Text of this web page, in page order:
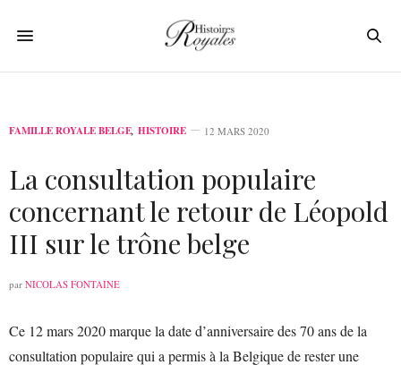
FAMILLE ROYALE BELGE, HISTOIRE 12 MARS 2020
La consultation populaire
concernant le retour de Léopold
III sur le trône belge
par NICOLAS FONTAINE
Ce 12 mars 2020 marque la date d’anniversaire des 70 ans de la
consultation populaire qui a permis à la Belgique de rester une